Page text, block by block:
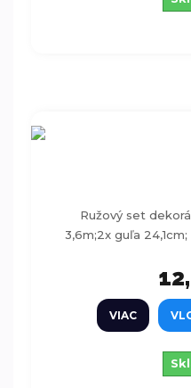
Ružový set
3,6m;2x guľa
VIAC